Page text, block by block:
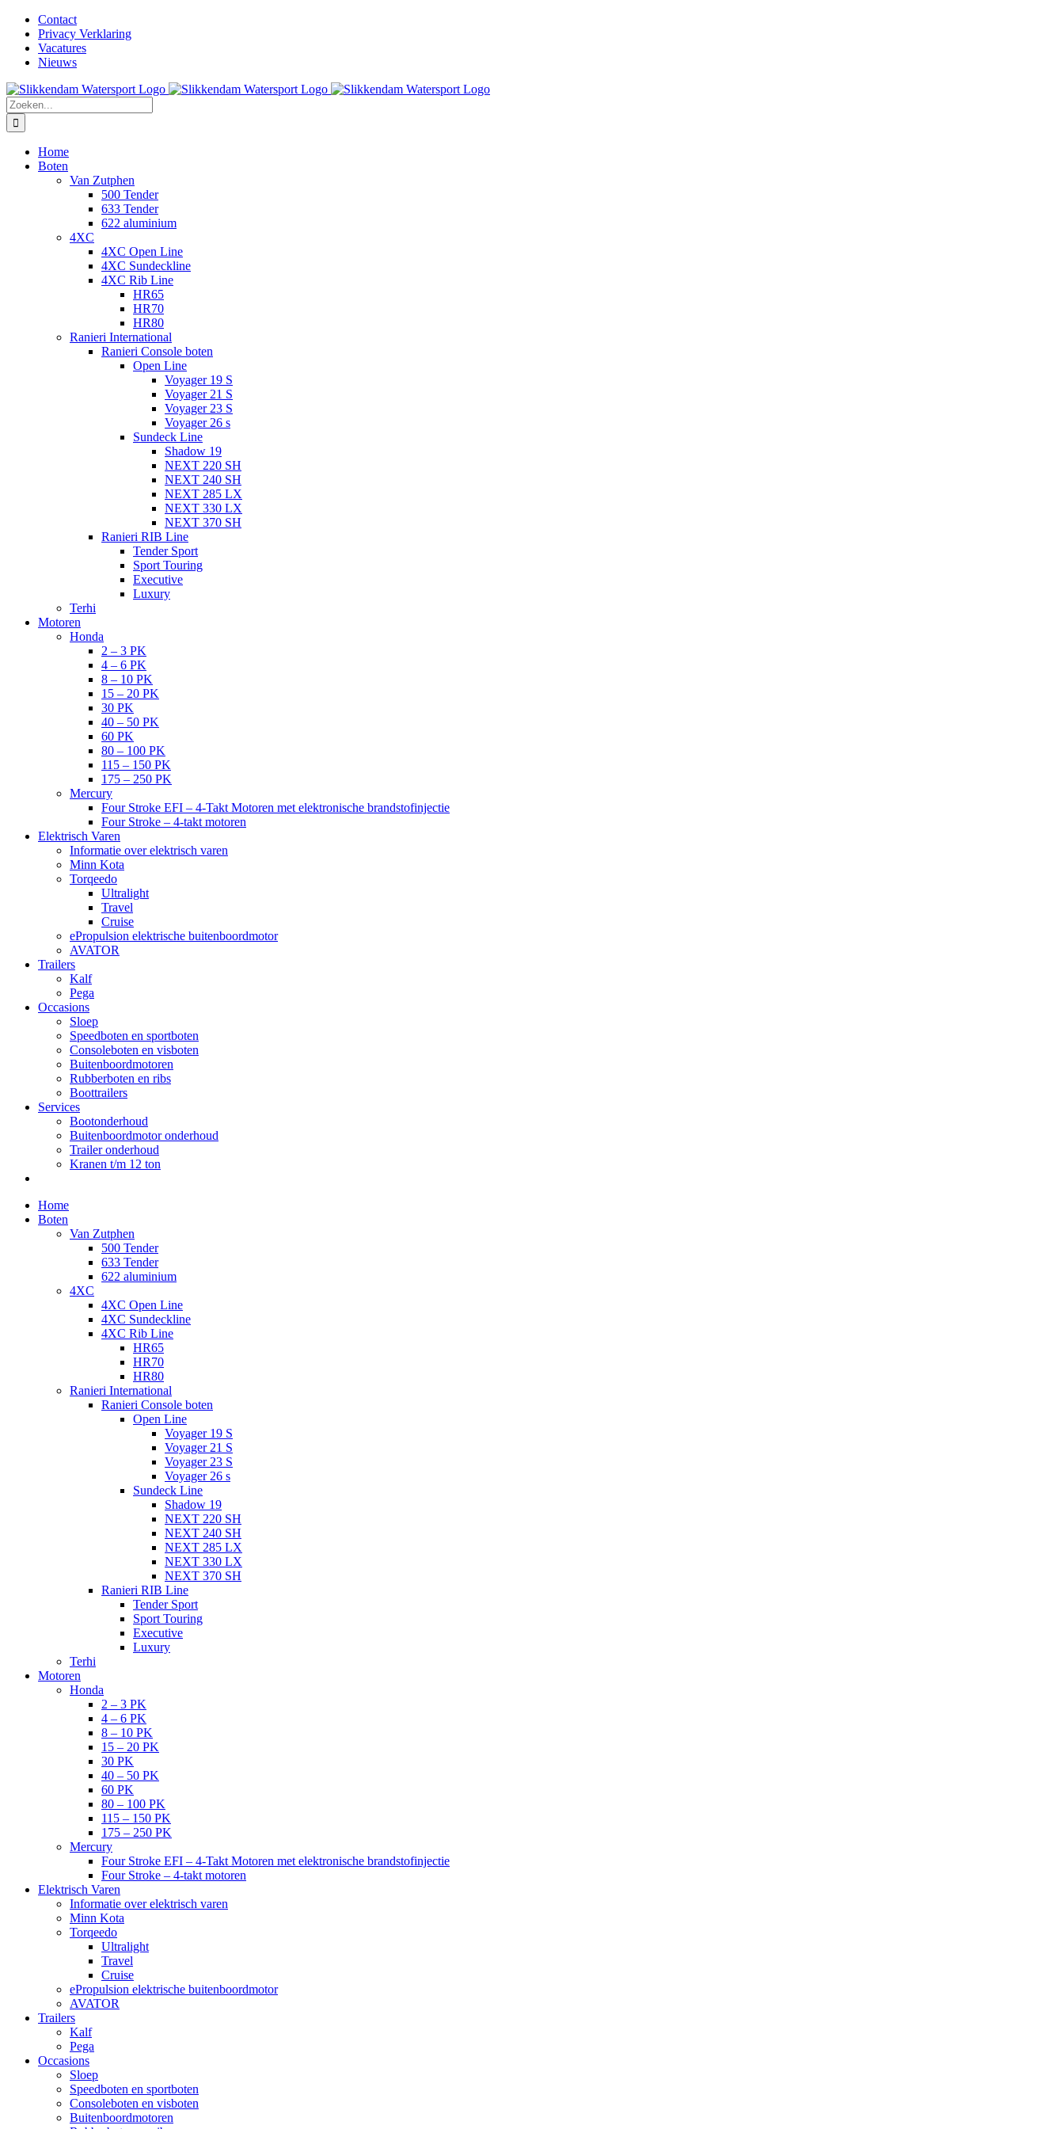
naar
inhoud
Facebook
Instagram
LinkedIn
YouTube
mail
Contact
Privacy Verklaring
Vacatures
Nieuws
Zoeken
naar:
Home
Boten
Van Zutphen
500 Tender
633 Tender
622 aluminium
4XC
4XC Open Line
4XC Sundeckline
4XC Rib Line
HR65
HR70
HR80
Ranieri International
Ranieri Console boten
Open Line
Voyager 19 S
Voyager 21 S
Voyager 23 S
Voyager 26 s
Sundeck Line
Shadow 19
NEXT 220 SH
NEXT 240 SH
NEXT 285 LX
NEXT 330 LX
NEXT 370 SH
Ranieri RIB Line
Tender Sport
Sport Touring
Executive
Luxury
Terhi
Motoren
Honda
2 – 3 PK
4 – 6 PK
8 – 10 PK
15 – 20 PK
30 PK
40 – 50 PK
60 PK
80 – 100 PK
115 – 150 PK
175 – 250 PK
Mercury
Four Stroke EFI – 4-Takt Motoren met elektronische brandstofinjectie
Four Stroke – 4-takt motoren
Elektrisch Varen
Informatie over elektrisch varen
Minn Kota
Torqeedo
Ultralight
Travel
Cruise
ePropulsion elektrische buitenboordmotor
AVATOR
Trailers
Kalf
Pega
Occasions
Sloep
Speedboten en sportboten
Consoleboten en visboten
Buitenboordmotoren
Rubberboten en ribs
Boottrailers
Services
Bootonderhoud
Buitenboordmotor onderhoud
Trailer onderhoud
Kranen t/m 12 ton
Home
Boten
Van Zutphen
500 Tender
633 Tender
622 aluminium
4XC
4XC Open Line
4XC Sundeckline
4XC Rib Line
HR65
HR70
HR80
Ranieri International
Ranieri Console boten
Open Line
Voyager 19 S
Voyager 21 S
Voyager 23 S
Voyager 26 s
Sundeck Line
Shadow 19
NEXT 220 SH
NEXT 240 SH
NEXT 285 LX
NEXT 330 LX
NEXT 370 SH
Ranieri RIB Line
Tender Sport
Sport Touring
Executive
Luxury
Terhi
Motoren
Honda
2 – 3 PK
4 – 6 PK
8 – 10 PK
15 – 20 PK
30 PK
40 – 50 PK
60 PK
80 – 100 PK
115 – 150 PK
175 – 250 PK
Mercury
Four Stroke EFI – 4-Takt Motoren met elektronische brandstofinjectie
Four Stroke – 4-takt motoren
Elektrisch Varen
Informatie over elektrisch varen
Minn Kota
Torqeedo
Ultralight
Travel
Cruise
ePropulsion elektrische buitenboordmotor
AVATOR
Trailers
Kalf
Pega
Occasions
Sloep
Speedboten en sportboten
Consoleboten en visboten
Buitenboordmotoren